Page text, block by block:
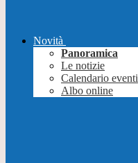
Novità
Panoramica
Le notizie
Calendario eventi
Albo online